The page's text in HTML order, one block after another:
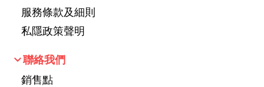
服務條款及細則
私隱政策聲明
keyboard_arrow_down聯絡我們
銷售點